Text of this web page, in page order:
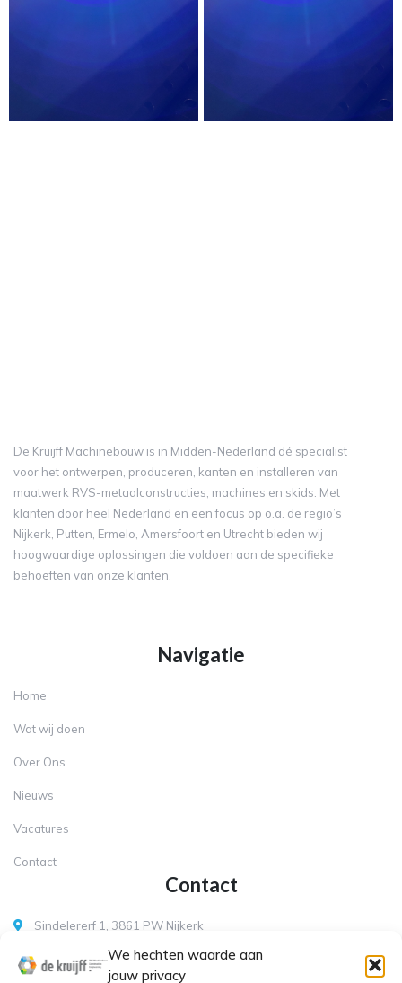
We hechten waarde aan
jouw privacy
De Kruijff Machinebouw is in Midden-Nederland dé specialist
voor het ontwerpen, produceren, kanten en installeren van
maatwerk RVS-metaalconstructies, machines en skids. Met
klanten door heel Nederland en een focus op o.a. de regio’s
Nijkerk, Putten, Ermelo, Amersfoort en Utrecht bieden wij
hoogwaardige oplossingen die voldoen aan de specifieke
behoeften van onze klanten.
Navigatie
Home
Wat wij doen
Over Ons
Nieuws
Vacatures
Contact
Contact
Sindelererf 1, 3861 PW Nijkerk
+31 (0)35-6025817